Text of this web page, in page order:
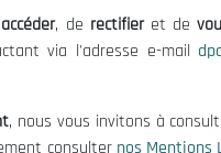
© 2026 Conseil
accéder, de rectifieret de
via l'adresse e-mail
, nous vous invitons à
consulter nos Mentions